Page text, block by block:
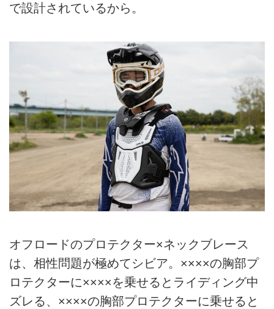
で設計されているから。
オフロードのプロテクター×ネックブレース
は、相性問題が極めてシビア。××××の胸部プ
ロテクターに××××を乗せるとライディング中
ズレる、××××の胸部プロテクターに乗せると